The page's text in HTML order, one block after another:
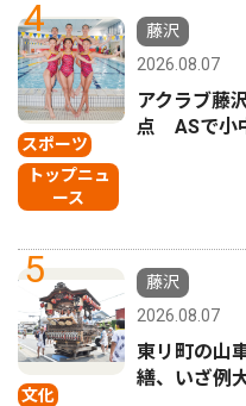
4
スポーツ
トップニュ
ース
藤沢
2026.08.07
アクラブ藤
点 ASで小
5
文化
藤沢
2026.08.07
東リ町の山
繕、いざ例